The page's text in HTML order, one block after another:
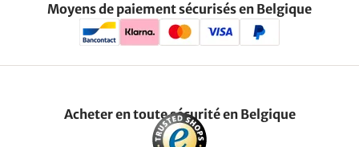
Moyens de paiement sécurisés en Belgique
Acheter en toute sécurité en Belgique